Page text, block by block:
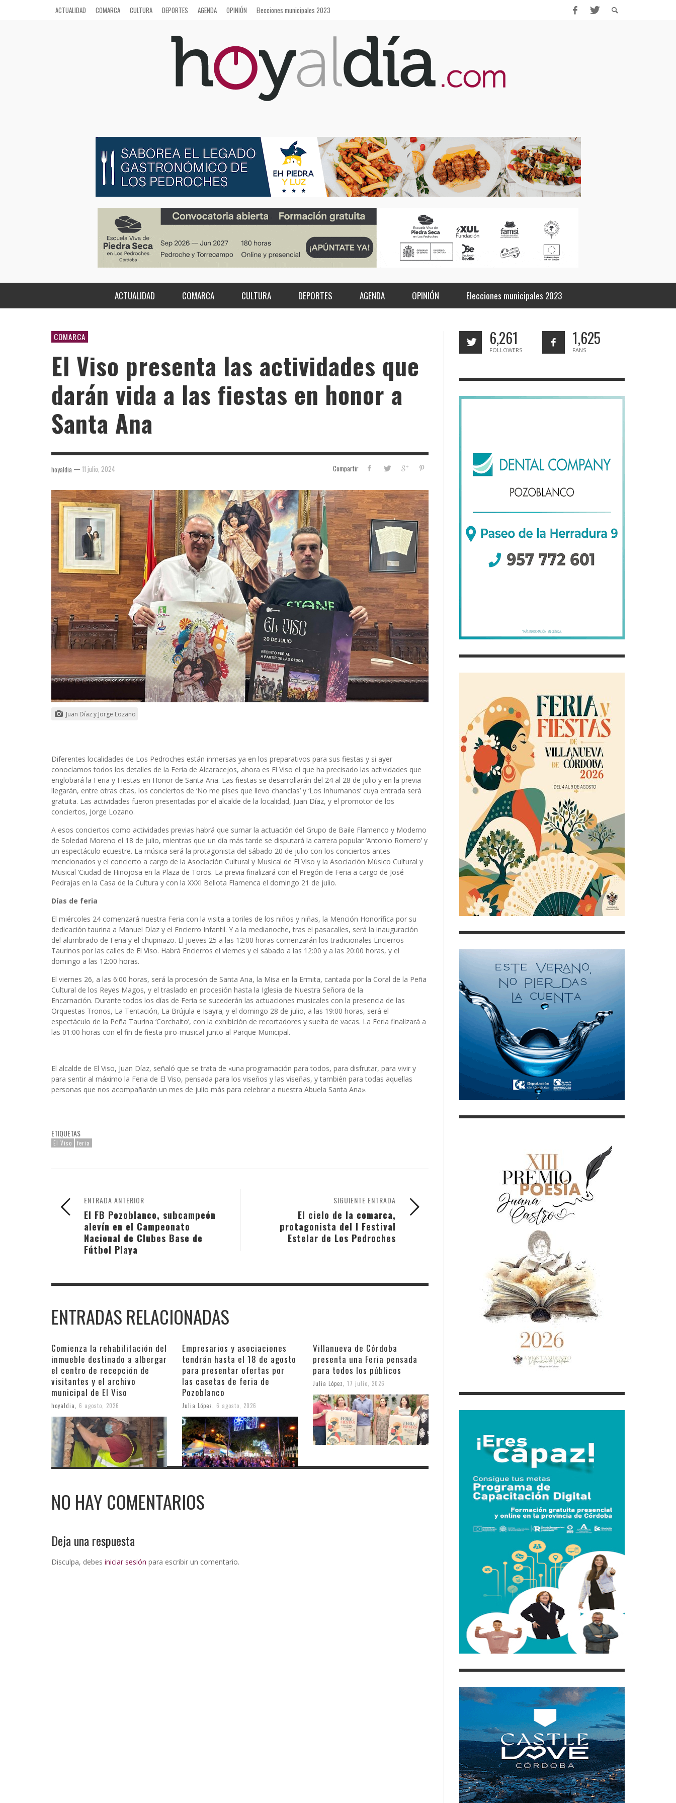
ACTUALIDAD COMARCA CULTURA DEPORTES AGENDA OPINIÓN Elecciones municipales 2023
ACTUALIDAD COMARCA CULTURA DEPORTES AGENDA OPINIÓN Elecciones municipales 2023
COMARCA
El Viso presenta las actividades que
darán vida a las fiestas en honor a
Santa Ana
Compartir
hoyaldia — 11 julio, 2024
Juan Díaz y Jorge Lozano
Diferentes localidades de Los Pedroches están inmersas ya en los preparativos para sus fiestas y si ayer
conocíamos todos los detalles de la Feria de Alcaracejos, ahora es El Viso el que ha precisado las actividades que
englobará la Feria y Fiestas en Honor de Santa Ana. Las fiestas se desarrollarán del 24 al 28 de julio y en la previa
llegarán, entre otras citas, los conciertos de ‘No me pises que llevo chanclas’ y ‘Los Inhumanos’ cuya entrada será
gratuita. Las actividades fueron presentadas por el alcalde de la localidad, Juan Díaz, y el promotor de los
conciertos, Jorge Lozano.
A esos conciertos como actividades previas habrá que sumar la actuación del Grupo de Baile Flamenco y Moderno
de Soledad Moreno el 18 de julio, mientras que un día más tarde se disputará la carrera popular ‘Antonio Romero’ y
un espectáculo ecuestre. La música será la protagonista del sábado 20 de julio con los conciertos antes
mencionados y el concierto a cargo de la Asociación Cultural y Musical de El Viso y la Asociación Músico Cultural y
Musical ‘Ciudad de Hinojosa en la Plaza de Toros. La previa finalizará con el Pregón de Feria a cargo de José
Pedrajas en la Casa de la Cultura y con la XXXI Bellota Flamenca el domingo 21 de julio.
Días de feria
El miércoles 24 comenzará nuestra Feria con la visita a toriles de los niños y niñas, la Mención Honorífica por su
dedicación taurina a Manuel Díaz y el Encierro Infantil. Y a la medianoche, tras el pasacalles, será la inauguración
del alumbrado de Feria y el chupinazo. El jueves 25 a las 12:00 horas comenzarán los tradicionales Encierros
Taurinos por las calles de El Viso. Habrá Encierros el viernes y el sábado a las 12:00 y a las 20:00 horas, y el
domingo a las 12:00 horas.
El viernes 26, a las 6:00 horas, será la procesión de Santa Ana, la Misa en la Ermita, cantada por la Coral de la Peña
Cultural de los Reyes Magos, y el traslado en procesión hasta la Iglesia de Nuestra Señora de la
Encarnación. Durante todos los días de Feria se sucederán las actuaciones musicales con la presencia de las
Orquestas Tronos, La Tentación, La Brújula e Isayra; y el domingo 28 de julio, a las 19:00 horas, será el
espectáculo de la Peña Taurina ‘Corchaito’, con la exhibición de recortadores y suelta de vacas. La Feria finalizará a
las 01:00 horas con el fin de fiesta piro-musical junto al Parque Municipal.
El alcalde de El Viso, Juan Díaz, señaló que se trata de «una programación para todos, para disfrutar, para vivir y
para sentir al máximo la Feria de El Viso, pensada para los viseños y las viseñas, y también para todas aquellas
personas que nos acompañarán un mes de julio más para celebrar a nuestra Abuela Santa Ana».
ETIQUETAS
El Viso feria
SIGUIENTE ENTRADA
El cielo de la comarca,
protagonista del I Festival
Estelar de Los Pedroches
ENTRADA ANTERIOR
El FB Pozoblanco, subcampeón
alevín en el Campeonato
Nacional de Clubes Base de
Fútbol Playa
ENTRADAS RELACIONADAS
Comienza la rehabilitación del
inmueble destinado a albergar
el centro de recepción de
visitantes y el archivo
municipal de El Viso
hoyaldia 6 agosto, 2026
Empresarios y asociaciones
tendrán hasta el 18 de agosto
para presentar ofertas por
las casetas de feria de
Pozoblanco
Julia López 6 agosto, 2026
Villanueva de Córdoba
presenta una Feria pensada
para todos los públicos
Julia López 17 julio, 2026
NO HAY COMENTARIOS
Deja una respuesta
Disculpa, debes iniciar sesión para escribir un comentario.
6,261
FOLLOWERS
1,625
FANS